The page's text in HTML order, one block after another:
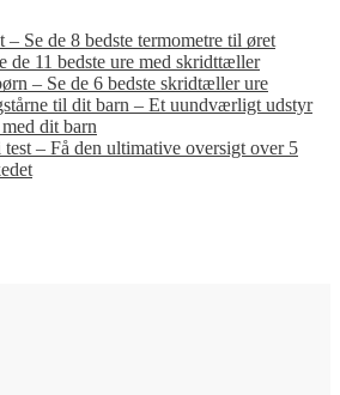
– Se de 8 bedste termometre til øret
de 11 bedste ure med skridttæller
– Se de 6 bedste skridtæller ure
til dit barn – Et uundværligt udstyr
dit barn
– Få den ultimative oversigt over 5